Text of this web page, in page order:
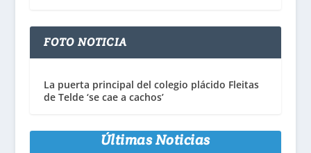
FOTO NOTICIA
La puerta principal del colegio plácido Fleitas
de Telde ‘se cae a cachos’
Últimas Noticias